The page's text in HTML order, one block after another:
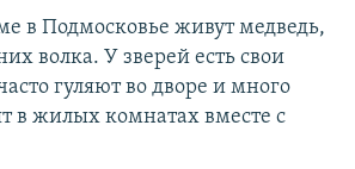
в Подмосковье живут медведь,
волка. У зверей есть свои
гуляют во дворе и много
в жилых комнатах вместе с